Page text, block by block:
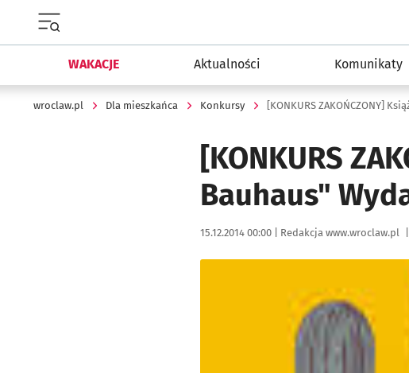
WAKACJE Aktualności Komunikaty
wroclaw.pl Dla mieszkańca Konkursy [KONKURS ZAKOŃCZONY]
[KONKURS
Bauhaus"
Data publikacji:
15.12.2014 00:00 | Autor:
Redakcja www.wroclaw.pl